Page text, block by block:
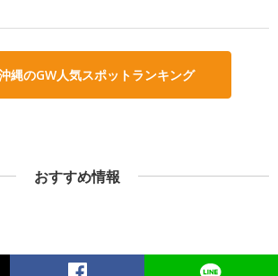
縄のGW人気スポットランキング
おすすめ情報